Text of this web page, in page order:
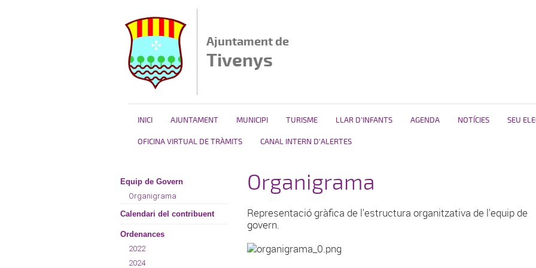
Ajuntament de
Tivenys
INICI AJUNTAMENT MUNICIPI TURISME LLAR D'INFANTS AGENDA NOTÍCIES SEU
OFICINA VIRTUAL DE TRÀMITS CANAL INTERN D'ALERTES
Equip de Govern
Organigrama
Calendari del contribuent
Ordenances
2022
2024
Organigrama
Representació gràfica de l'estructura organitzativa de l'equip de
govern.